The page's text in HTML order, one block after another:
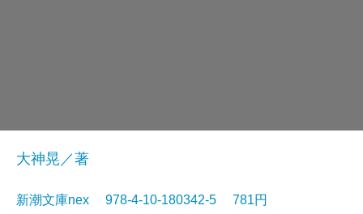
大神晃／著
新潮文庫nex 978-4-10-180342-5 781円